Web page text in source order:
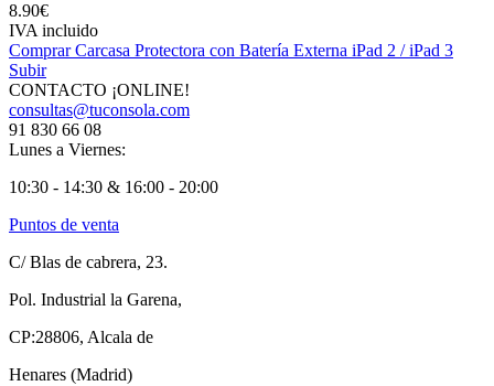
8.90€
IVA incluido
Comprar Carcasa Protectora con Batería Externa iPad 2 / iPad 3
Subir
CONTACTO ¡ONLINE!
consultas@tuconsola.com
91 830 66 08
Lunes a Viernes:
10:30 - 14:30 & 16:00 - 20:00
Puntos de venta
C/ Blas de cabrera, 23.
Pol. Industrial la Garena,
CP:28806, Alcala de
Henares (Madrid)